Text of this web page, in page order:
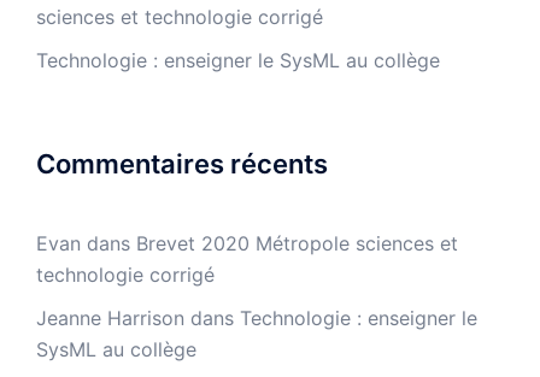
sciences et technologie corrigé
Technologie : enseigner le SysML au collège
Commentaires récents
Evan dans Brevet 2020 Métropole sciences et
technologie corrigé
Jeanne Harrison dans Technologie : enseigner le
SysML au collège